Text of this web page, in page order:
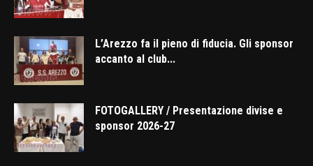
L’Arezzo fa il pieno di fiducia. Gli sponsor
accanto al club...
FOTOGALLERY / Presentazione divise e
sponsor 2026-27